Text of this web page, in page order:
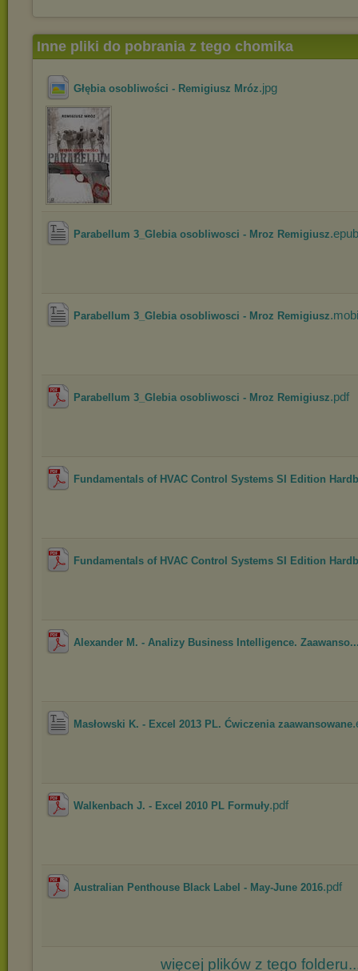
Inne pliki do pobrania z tego chomika
Głębia osobliwości - Remigiusz Mróz.jpg
Parabellum 3_Glebia osobliwosci - Mroz Remigiusz.epub
Parabellum 3_Glebia osobliwosci - Mroz Remigiusz.mobi
Parabellum 3_Glebia osobliwosci - Mroz Remigiusz.pdf
Fundamentals of HVAC Control Systems SI Edition
Fundamentals of HVAC Control Systems SI Edition
Alexander M. - Analizy Business Intelligence.
Masłowski K. - Excel 2013 PL. Ćwiczenia zaawansowane
Walkenbach J. - Excel 2010 PL Formuły.pdf
Australian Penthouse Black Label - May-June 2016.pdf
więcej plików z tego